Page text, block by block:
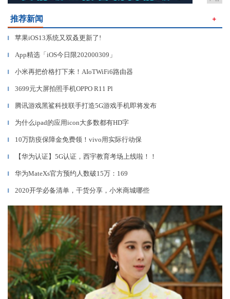
推荐新闻 ＋
▎ 苹果iOS13系统又双叒更新了!
▎ App精选「iOS今日限202000309」
▎ 小米再把价格打下来！AIoTWiFi6路由器
▎ 3699元大屏拍照手机OPPO R11 Pl
▎ 腾讯游戏黑鲨科技联手打造5G游戏手机即将发布
▎ 为什么ipad的应用icon大多数都有HD字
▎ 10万防疫保障金免费领！vivo用实际行动保
▎ 【华为认证】5G认证，西宇教育考场上线啦！！
▎ 华为MateXs官方预约人数破15万：169
▎ 2020开学必备清单，干货分享，小米商城哪些